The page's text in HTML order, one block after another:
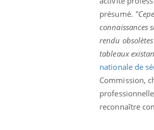
présumé.
connaissances
rendu
tableaux
nationale de
Commission,
reconnaître
charge